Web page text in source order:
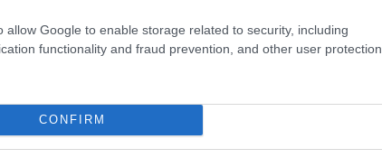
allow Google to enable storage related to security, including
functionality and fraud prevention, and other user protection.
CONFIRM